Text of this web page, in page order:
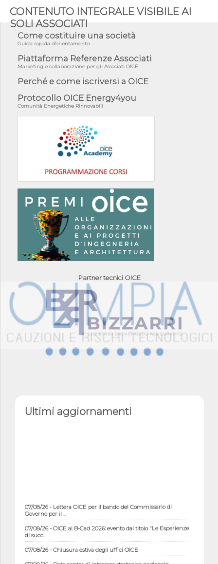
CONTENUTO INTEGRALE VISIBILE AI
SOLI ASSOCIATI
Come costituire una società
Guida rapida d'orientamento
Piattaforma Referenze Associati
Marketing e collaborazione per gli Associati OICE
Perché e come iscriversi a OICE
Protocollo OICE Energy4you
Comunità Energetiche Rinnovabili
Partner tecnici OICE
Ultimi aggiornamenti
07/08/26 - Lettera OICE per il bando del Commissario di
Governo per il ...
07/08/26 - OICE al B-Cad 2026: evento dal titolo "Le Esperienze
di succ...
07/08/26 - Chiusura estiva degli uffici OICE
07/08/26 - Data center di interesse strategico nazionale;